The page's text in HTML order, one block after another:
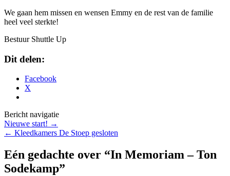
We gaan hem missen en wensen Emmy en de rest van de familie
heel veel sterkte!
Bestuur Shuttle Up
Dit delen:
Facebook
X
Bericht navigatie
Nieuwe start! →
← Kleedkamers De Stoep gesloten
Eén gedachte over “In Memoriam – Ton
Sodekamp”